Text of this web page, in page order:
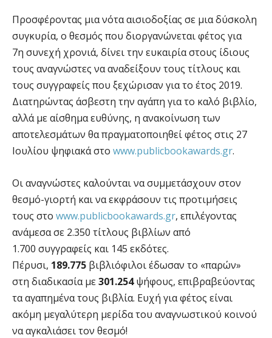
Προσφέροντας μια νότα αισιοδοξίας σε μια δύσκολη
συγκυρία, ο θεσμός που διοργανώνεται φέτος για
7η συνεχή χρονιά, δίνει την ευκαιρία στους ίδιους
τους αναγνώστες να αναδείξουν τους τίτλους και
τους συγγραφείς που ξεχώρισαν για το έτος 2019.
Διατηρώντας άσβεστη την αγάπη για το καλό βιβλίο,
αλλά με αίσθημα ευθύνης, η ανακοίνωση των
αποτελεσμάτων θα πραγματοποιηθεί φέτος στις 27
Ιουλίου ψηφιακά στο www.publicbookawards.gr.
Οι αναγνώστες καλούνται να συμμετάσχουν στον
θεσμό-γιορτή και να εκφράσουν τις προτιμήσεις
τους στο www.publicbookawards.gr, επιλέγοντας
ανάμεσα σε 2.350 τίτλους βιβλίων από
1.700 συγγραφείς και 145 εκδότες.
Πέρυσι, 189.775 βιβλιόφιλοι έδωσαν το «παρών»
στη διαδικασία με301.254ψήφους, επιβραβεύοντας
τα αγαπημένα τους βιβλία. Ευχή για φέτος είναι
ακόμη μεγαλύτερη μερίδα του αναγνωστικού κοινού
να αγκαλιάσει τον θεσμό!